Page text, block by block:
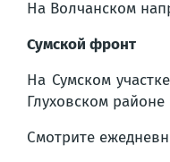
На Волчанском
Сумской фронт
На Сумском
Глуховском
Смотрите